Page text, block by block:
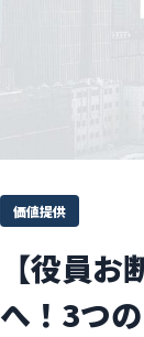
価値提供
【役員
へ！3つ